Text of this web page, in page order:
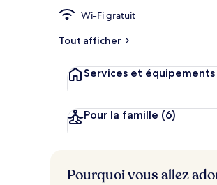
Wi-Fi gratuit
Tout afficher
Services et
Pour la famille (6)
Pourquoi vous allez